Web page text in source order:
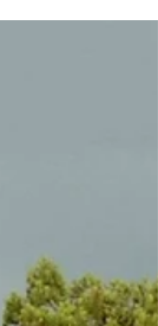
le communiqué